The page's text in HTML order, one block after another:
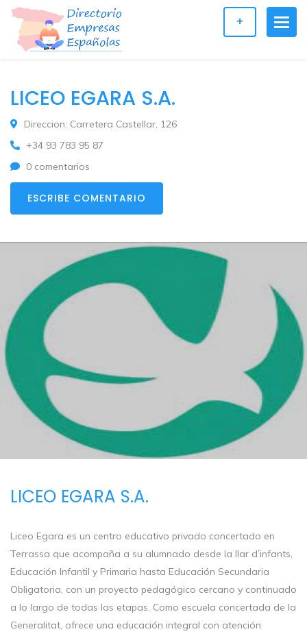
+
LICEO EGARA S.A.
Direccion: Carretera Castellar, 126
+34 93 783 95 87
0 comentarios
ESCRIBE COMENTARIO
LICEO EGARA S.A.
Liceo Egara es un centro educativo privado concertado en
Terrassa que acompaña a su alumnado desde la llar d’infants,
Educación Infantil y Primaria hasta Educación Secundaria
Obligatoria, con un proyecto pedagógico cercano y continuado
a lo largo de todas las etapas. Como escuela concertada de la
Generalitat, ofrece una educación integral con atención